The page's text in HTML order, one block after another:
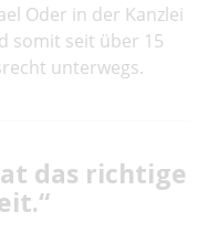
Oder in der Kanzlei
somit seit über 15
unterwegs.
das richtige